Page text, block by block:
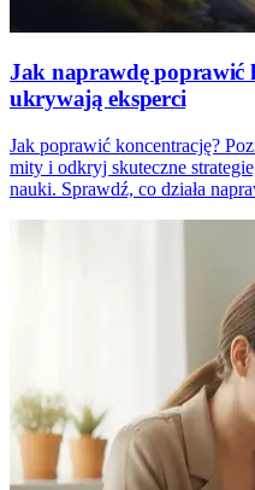
Jak naprawdę poprawić
ukrywają eksperci
Jak poprawić koncentrację?
mity i odkryj skuteczne
nauki. Sprawdź, co działa